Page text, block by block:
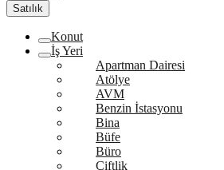
Satılık
Konut
İş Yeri
Apartman Dairesi
Atölye
AVM
Benzin İstasyonu
Bina
Büfe
Büro
Çiftlik